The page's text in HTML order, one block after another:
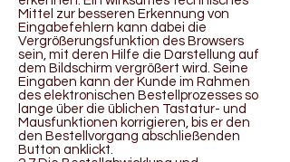
Mittel zur besseren Erkennung von
Eingabefehlern kann dabei die
Vergrößerungsfunktion des Browsers
sein, mit deren Hilfe die Darstellung auf
dem Bildschirm vergrößert wird. Seine
Eingaben kann der Kunde im Rahmen
des elektronischen Bestellprozesses so
lange über die üblichen Tastatur- und
Mausfunktionen korrigieren, bis er den
den Bestellvorgang abschließenden
Button anklickt.